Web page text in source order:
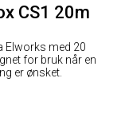
CS1 20m
Elworks med 20
for bruk når en
er ønsket.